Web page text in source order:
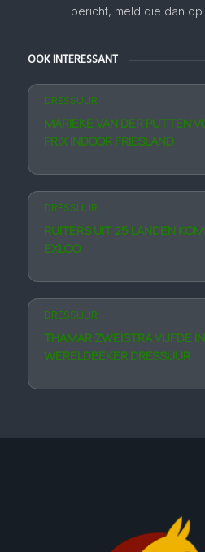
bericht, meld die dan op
OOK INTERESSANT
DRESSUUR
MARIEKE VAN DER PUTTEN
PRIX INDOOR FRIESLAND
DRESSUUR
RUITERS UIT 25 LANDEN
EXLOO
DRESSUUR
THAMAR ZWEISTRA VIJFDE
WERELDBEKER DRESSUUR